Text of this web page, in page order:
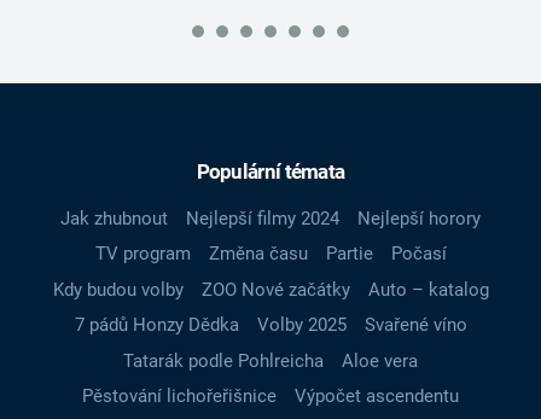
Populární témata
Jak zhubnout Nejlepší filmy 2024
Nejlepší horory
TV program
Změna času Partie
Počasí
Kdy budou volby
ZOO Nové začátky
Auto – katalog
7 pádů Honzy Dědka
Volby 2025
Svařené víno
Tatarák podle Pohlreicha
Aloe vera
Pěstování lichořeřišnice
Výpočet ascendentu